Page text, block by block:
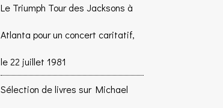
Le Triumph Tour des Jacksons à
Atlanta pour un concert caritatif,
le 22 juillet 1981
Sélection de livres sur Michael